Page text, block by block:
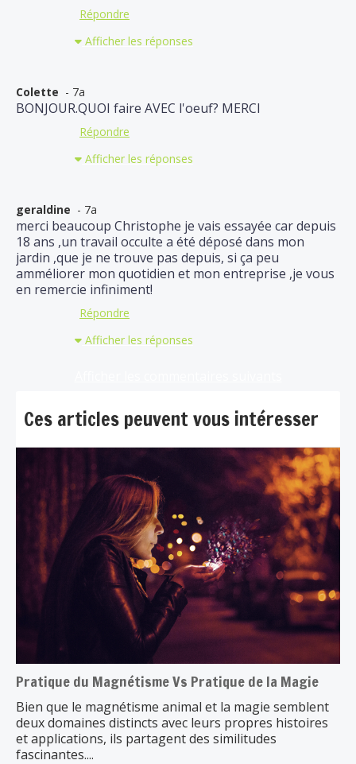
Répondre
Afficher les réponses
Colette - 7a
BONJOUR.QUOI faire AVEC l'oeuf? MERCI
Répondre
Afficher les réponses
geraldine - 7a
merci beaucoup Christophe je vais essayée car depuis
18 ans ,un travail occulte a été déposé dans mon
jardin ,que je ne trouve pas depuis, si ça peu
amméliorer mon quotidien et mon entreprise ,je vous
en remercie infiniment!
Répondre
Afficher les réponses
Ces articles peuvent vous intéresser
Pratique du Magnétisme Vs Pratique de la Magie
Bien que le magnétisme animal et la magie semblent
deux domaines distincts avec leurs propres histoires
et applications, ils partagent des similitudes
fascinantes....